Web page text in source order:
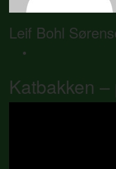
Leif Bohl
Katbakken